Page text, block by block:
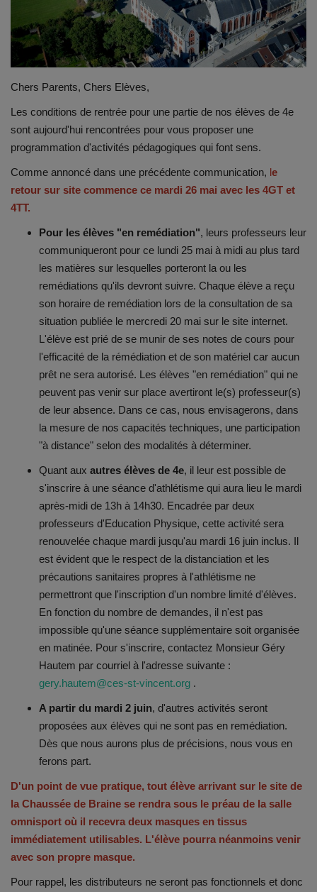
Emplois
Notre offre d'enseignement (2026)
Offre d'enseignement & inscriptions
Ancien-ne-s du CES Saint-Vincent
Activation email
Internats
Documents
Services
Contacts
Chers Parents, Chers Elèves,
Les conditions de rentrée pour une partie de nos élèves de 4e
sont aujourd'hui rencontrées pour vous proposer une
programmation d'activités pédagogiques qui font sens.
Comme annoncé dans une précédente communication, le
retour sur site commence ce mardi 26 mai avec les 4GT et
4TT.
Pour les élèves "en remédiation", leurs professeurs leur
communiqueront pour ce lundi 25 mai à midi au plus tard
les matières sur lesquelles porteront la ou les
remédiations qu'ils devront suivre. Chaque élève a reçu
son horaire de remédiation lors de la consultation de sa
situation publiée le mercredi 20 mai sur le site internet.
L'élève est prié de se munir de ses notes de cours pour
l'efficacité de la rémédiation et de son matériel car aucun
prêt ne sera autorisé. Les élèves "en remédiation" qui ne
peuvent pas venir sur place avertiront le(s) professeur(s)
de leur absence. Dans ce cas, nous envisagerons, dans
la mesure de nos capacités techniques, une participation
"à distance" selon des modalités à déterminer.
Quant aux autres élèves de 4e, il leur est possible de
s'inscrire à une séance d'athlétisme qui aura lieu le mardi
après-midi de 13h à 14h30. Encadrée par deux
professeurs d'Education Physique, cette activité sera
renouvelée chaque mardi jusqu'au mardi 16 juin inclus. Il
est évident que le respect de la distanciation et les
précautions sanitaires propres à l'athlétisme ne
permettront que l'inscription d'un nombre limité d'élèves.
En fonction du nombre de demandes, il n'est pas
impossible qu'une séance supplémentaire soit organisée
en matinée. Pour s'inscrire, contactez Monsieur Géry
Hautem par courriel à l'adresse suivante :
gery.hautem@ces-st-vincent.org .
A partir du mardi 2 juin, d'autres activités seront
proposées aux élèves qui ne sont pas en remédiation.
Dès que nous aurons plus de précisions, nous vous en
ferons part.
D'un point de vue pratique, tout élève arrivant sur le site de
la Chaussée de Braine se rendra sous le préau de la salle
omnisport où il recevra deux masques en tissus
immédiatement utilisables. L'élève pourra néanmoins venir
avec son propre masque.
Pour rappel, les distributeurs ne seront pas fonctionnels et donc